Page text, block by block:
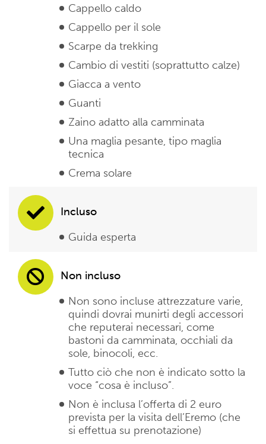
Cappello caldo
Cappello per il sole
Scarpe da trekking
Cambio di vestiti (soprattutto calze)
Giacca a vento
Guanti
Zaino adatto alla camminata
Una maglia pesante, tipo maglia
tecnica
Crema solare
Incluso
Guida esperta
Non incluso
Non sono incluse attrezzature varie,
quindi dovrai munirti degli accessori
che reputerai necessari, come
bastoni da camminata, occhiali da
sole, binocoli, ecc.
Tutto ciò che non è indicato sotto la
voce “cosa è incluso”.
Non è inclusa l’offerta di 2 euro
prevista per la visita dell’Eremo (che
si effettua su prenotazione)